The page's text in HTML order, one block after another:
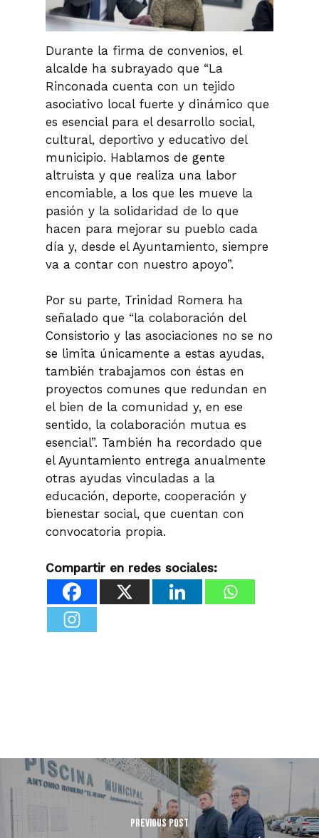
Durante la firma de convenios, el
alcalde ha subrayado que “La
Rinconada cuenta con un tejido
asociativo local fuerte y dinámico que
es esencial para el desarrollo social,
cultural, deportivo y educativo del
municipio. Hablamos de gente
altruista y que realiza una labor
encomiable, a los que les mueve la
pasión y la solidaridad de lo que
hacen para mejorar su pueblo cada
día y, desde el Ayuntamiento, siempre
va a contar con nuestro apoyo”.
Por su parte, Trinidad Romera ha
señalado que “la colaboración del
Consistorio y las asociaciones no se no
se limita únicamente a estas ayudas,
también trabajamos con éstas en
proyectos comunes que redundan en
el bien de la comunidad y, en ese
sentido, la colaboración mutua es
esencial”. También ha recordado que
el Ayuntamiento entrega anualmente
otras ayudas vinculadas a la
educación, deporte, cooperación y
bienestar social, que cuentan con
convocatoria propia.
Compartir en redes sociales:
Previous Post